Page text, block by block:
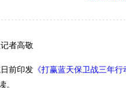
者高敬
前印发 《打赢蓝天保卫战三年行
。